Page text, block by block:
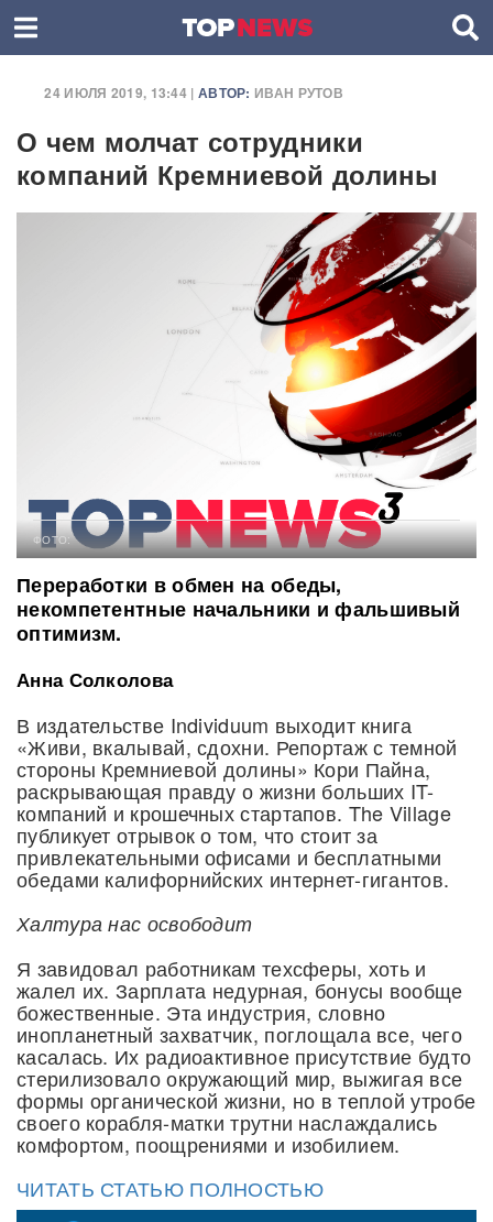
24 ИЮЛЯ 2019, 13:44 | АВТОР: ИВАН РУТОВ
О чем молчат сотрудники
компаний Кремниевой долины
ФОТО:
Переработки в обмен на обеды,
некомпетентные начальники и фальшивый
оптимизм.
Анна Солколова
В издательстве Individuum выходит книга
«Живи, вкалывай, сдохни. Репортаж с темной
стороны Кремниевой долины» Кори Пайна,
раскрывающая правду о жизни больших IT-
компаний и крошечных стартапов. The Village
публикует отрывок о том, что стоит за
привлекательными офисами и бесплатными
обедами калифорнийских интернет-гигантов.
Халтура нас освободит
Я завидовал работникам техсферы, хоть и
жалел их. Зарплата недурная, бонусы вообще
божественные. Эта индустрия, словно
инопланетный захватчик, поглощала все, чего
касалась. Их радиоактивное присутствие будто
стерилизовало окружающий мир, выжигая все
формы органической жизни, но в теплой утробе
своего корабля-матки трутни наслаждались
комфортом, поощрениями и изобилием.
ЧИТАТЬ СТАТЬЮ ПОЛНОСТЬЮ